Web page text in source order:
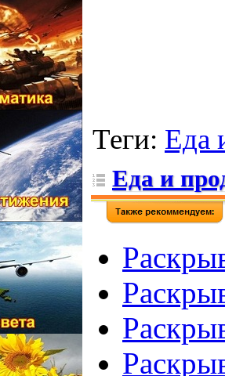
Теги: Еда
Еда и